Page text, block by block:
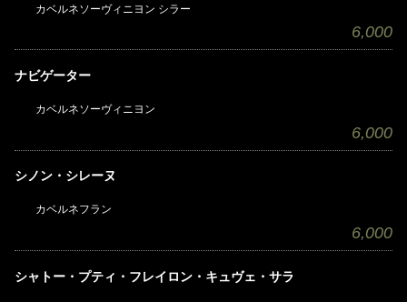
カベルネソーヴィニヨン シラー
6,000
ナビゲーター
カベルネソーヴィニヨン
6,000
シノン・シレーヌ
カベルネフラン
6,000
シャトー・プティ・フレイロン・キュヴェ・サラ